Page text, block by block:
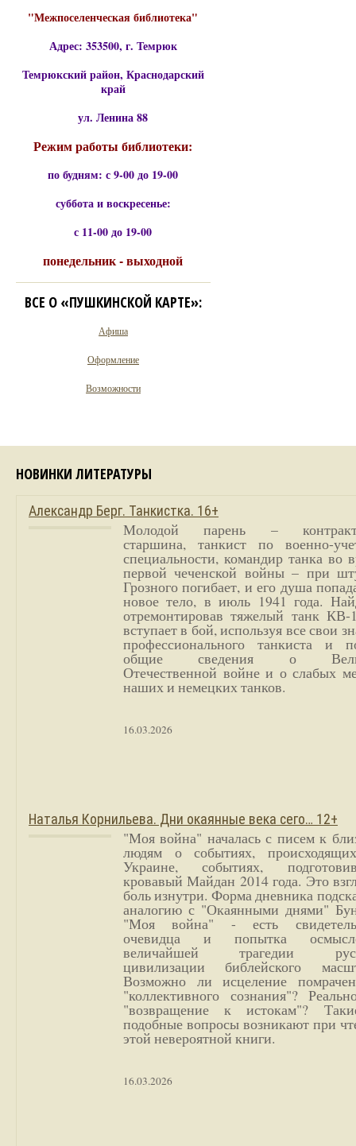
"Межпоселенческая библиотека"
Адрес: 353500, г. Темрюк
Темрюкский район, Краснодарский
край
ул. Ленина 88
Режим работы библиотеки:
по будням: с 9-00 до 19-00
суббота и воскресенье:
с 11-00 до 19-00
понедельник - выходной
ВСЕ О «ПУШКИНСКОЙ КАРТЕ»:
Афиша
Оформление
Возможности
НОВИНКИ ЛИТЕРАТУРЫ
Александр Берг. Танкистка. 16+
Молодой парень –
старшина, танкист по военно-
специальности, командир танка во
первой чеченской войны – при
Грозного погибает, и его душа
новое тело, в июль 1941 года.
отремонтировав тяжелый танк
вступает в бой, используя все свои
профессионального танкиста и
общие сведения о
Отечественной войне и о слабых
наших и немецких танков.
16.03.2026
Наталья Корнильева. Дни окаянные века сего… 12+
"Моя война" началась с писем к
людям о событиях,
Украине, событиях,
кровавый Майдан 2014 года. Это
боль изнутри. Форма дневника
аналогию с "Окаянными днями"
"Моя война" - есть
очевидца и попытка
величайшей трагедии
цивилизации библейского
Возможно ли исцеление
"коллективного сознания"?
"возвращение к истокам"?
подобные вопросы возникают при
этой невероятной книги.
16.03.2026